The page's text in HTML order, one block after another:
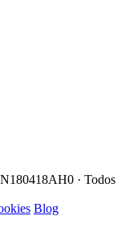
· Todos
Blog